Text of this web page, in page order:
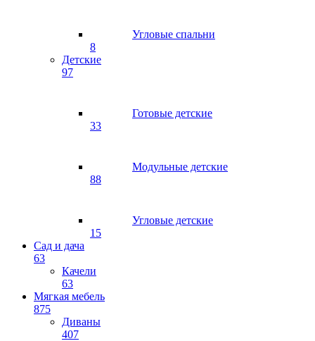
Угловые спальни
8
Детские
97
Готовые детские
33
Модульные детские
88
Угловые детские
15
Сад и дача
63
Качели
63
Мягкая мебель
875
Диваны
407